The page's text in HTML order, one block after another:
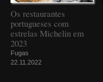
Os restaurantes
portugueses com
estrelas Michelin em
2023
Fugas
22.11.2022